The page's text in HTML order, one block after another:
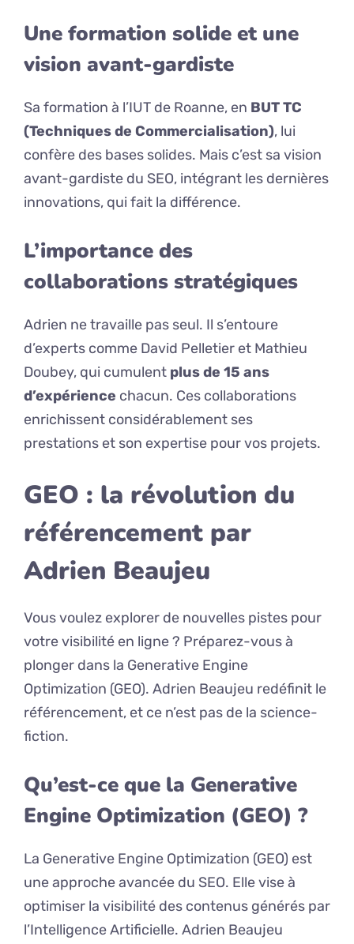
Une formation solide et une
vision avant-gardiste
Sa formation à l’IUT de Roanne, en BUT TC
(Techniques de Commercialisation), lui
confère des bases solides. Mais c’est sa vision
avant-gardiste du SEO, intégrant les dernières
innovations, qui fait la différence.
L’importance des
collaborations stratégiques
Adrien ne travaille pas seul. Il s’entoure
d’experts comme David Pelletier et Mathieu
Doubey, qui cumulent plus de 15 ans
d’expérience chacun. Ces collaborations
enrichissent considérablement ses
prestations et son expertise pour vos projets.
GEO : la révolution du
référencement par
Adrien Beaujeu
Vous voulez explorer de nouvelles pistes pour
votre visibilité en ligne ? Préparez-vous à
plonger dans la Generative Engine
Optimization (GEO). Adrien Beaujeu redéfinit le
référencement, et ce n’est pas de la science-
fiction.
Qu’est-ce que la Generative
Engine Optimization (GEO) ?
La Generative Engine Optimization (GEO) est
une approche avancée du SEO. Elle vise à
optimiser la visibilité des contenus générés par
l’Intelligence Artificielle. Adrien Beaujeu